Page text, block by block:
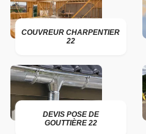
COUVREUR CHARPENTIER
22
DEVIS POSE DE
GOUTTIÈRE 22